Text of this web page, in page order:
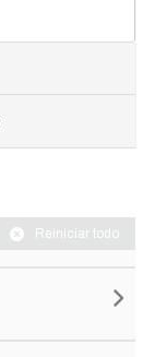
Reiniciar todo